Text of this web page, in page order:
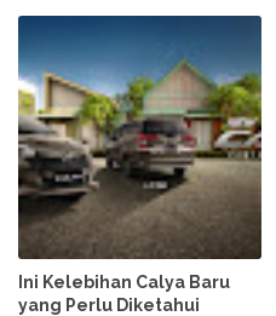
Ini Kelebihan Calya Baru
yang Perlu Diketahui